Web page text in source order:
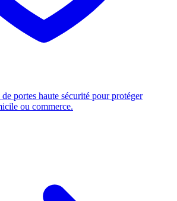
portes haute sécurité pour protéger
ou commerce.